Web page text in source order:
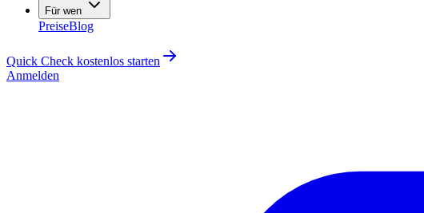
Für wen
PreiseBlog
Quick Check kostenlos starten
Anmelden